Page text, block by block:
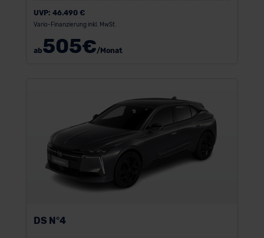
UVP: 46.490 €
Vario-Finanzierung inkl. MwSt.
ab505€/Monat
DS N°4